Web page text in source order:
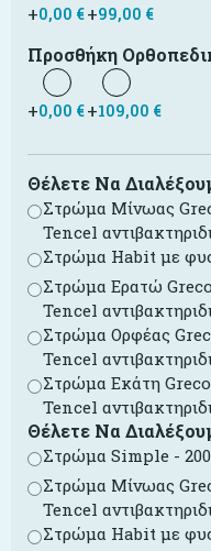
+0,00 €+99,00 €
Προσθήκη
+0,00 €+109,00 €
Θέλετε Να
Στρώμα Μίνωας
Tencel
Στρώμα Habit με
Στρώμα Ερατώ
Tencel
Στρώμα Ορφέας
Tencel
Στρώμα Εκάτη
Tencel
Θέλετε Να
Στρώμα Simple -
Στρώμα Μίνωας
Tencel
Στρώμα Habit με